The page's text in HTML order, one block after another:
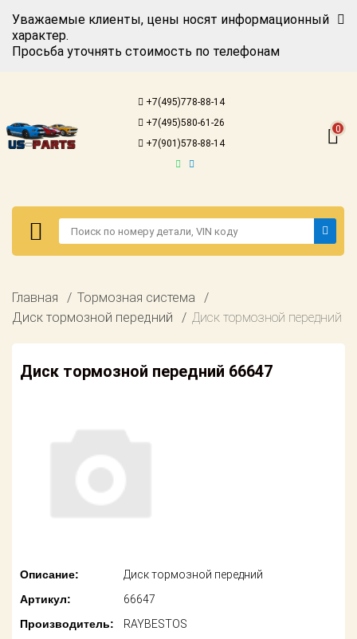
Уважаемые клиенты, цены носят информационный
характер.
Просьба уточнять стоимость по телефонам
+7(495)778-88-14
+7(495)580-61-26
+7(901)578-88-14
0
Авторизация
американских
автомобилей
запросу
техобслуживание
Оплата
заказ
Контакты
Регистрация
американских
автомобилей
техобслуживание
Доставка
Главная
Тормозная система
Диск тормозной передний
Диск тормозной передний
Диск тормозной передний 66647
Описание:
Диск тормозной передний
Артикул:
66647
Производитель:
RAYBESTOS